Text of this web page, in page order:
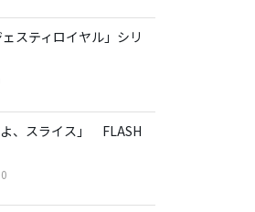
スティロイヤル」シリ
、スライス」 FLASH